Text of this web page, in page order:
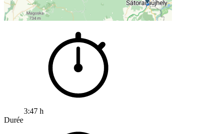
3:47 h
Durée